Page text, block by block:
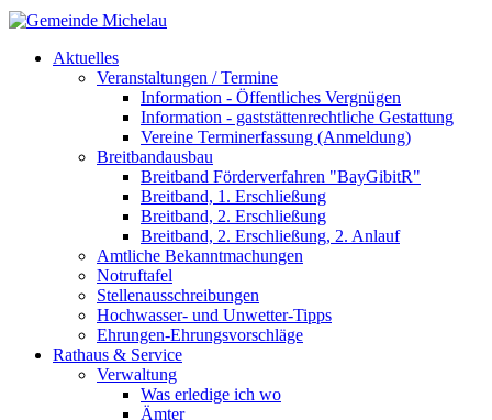
Aktuelles
Veranstaltungen / Termine
Information - Öffentliches Vergnügen
Information - gaststättenrechtliche Gestattung
Vereine Terminerfassung (Anmeldung)
Breitbandausbau
Breitband Förderverfahren "BayGibitR"
Breitband, 1. Erschließung
Breitband, 2. Erschließung
Breitband, 2. Erschließung, 2. Anlauf
Amtliche Bekanntmachungen
Notruftafel
Stellenausschreibungen
Hochwasser- und Unwetter-Tipps
Ehrungen-Ehrungsvorschläge
Rathaus & Service
Verwaltung
Was erledige ich wo
Ämter